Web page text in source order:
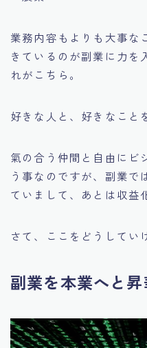
業務内容もよりも大事な
きているのが副業に力を
れがこちら。
好きな人と、好きなこと
氣の合う仲間と自由にビ
う事なのですが、副業で
ていまして、あとは収益
さて、ここをどうしてい
副業を本業へと